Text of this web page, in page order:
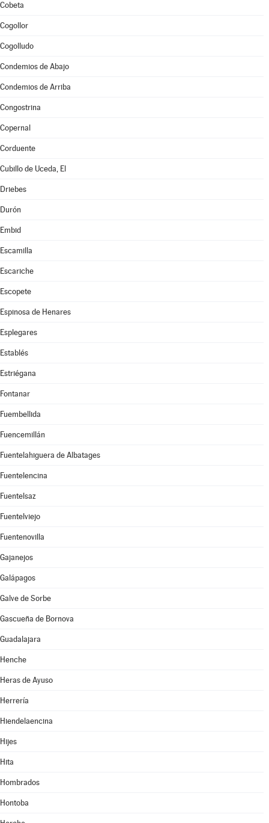
Cobeta
Cogollor
Cogolludo
Condemios de Abajo
Condemios de Arriba
Congostrina
Copernal
Corduente
Cubillo de Uceda, El
Driebes
Durón
Embid
Escamilla
Escariche
Escopete
Espinosa de Henares
Esplegares
Establés
Estriégana
Fontanar
Fuembellida
Fuencemillán
Fuentelahiguera de Albatages
Fuentelencina
Fuentelsaz
Fuentelviejo
Fuentenovilla
Gajanejos
Galápagos
Galve de Sorbe
Gascueña de Bornova
Guadalajara
Henche
Heras de Ayuso
Herrería
Hiendelaencina
Hijes
Hita
Hombrados
Hontoba